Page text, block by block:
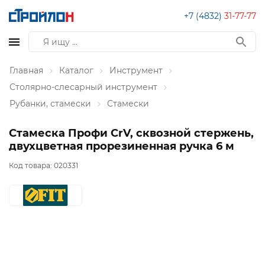
+7 (4832) 31-77-77
Главная Каталог
Инструмент
Столярно-слесарный инструмент
Рубанки, стамески
Стамески
Стамеска Профи CrV, сквозной стержень,
двухцветная прорезиненная ручка 6 м
Код товара: 020331